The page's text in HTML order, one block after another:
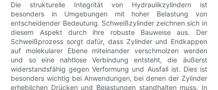
Die strukturelle Integrität von Hydraulikzylindern ist
besonders in Umgebungen mit hoher Belastung von
entscheidender Bedeutung. Schweißzylinder zeichnen sich in
diesem Aspekt durch ihre robuste Bauweise aus. Der
Schweißprozess sorgt dafür, dass Zylinder und Endkappen
auf molekularer Ebene miteinander verschmolzen werden
und so eine nahtlose Verbindung entsteht, die äußerst
widerstandsfähig gegen Verformung und Ausfall ist. Dies ist
besonders wichtig bei Anwendungen, bei denen der Zylinder
erheblichen Drücken und Belastungen standhalten muss. In